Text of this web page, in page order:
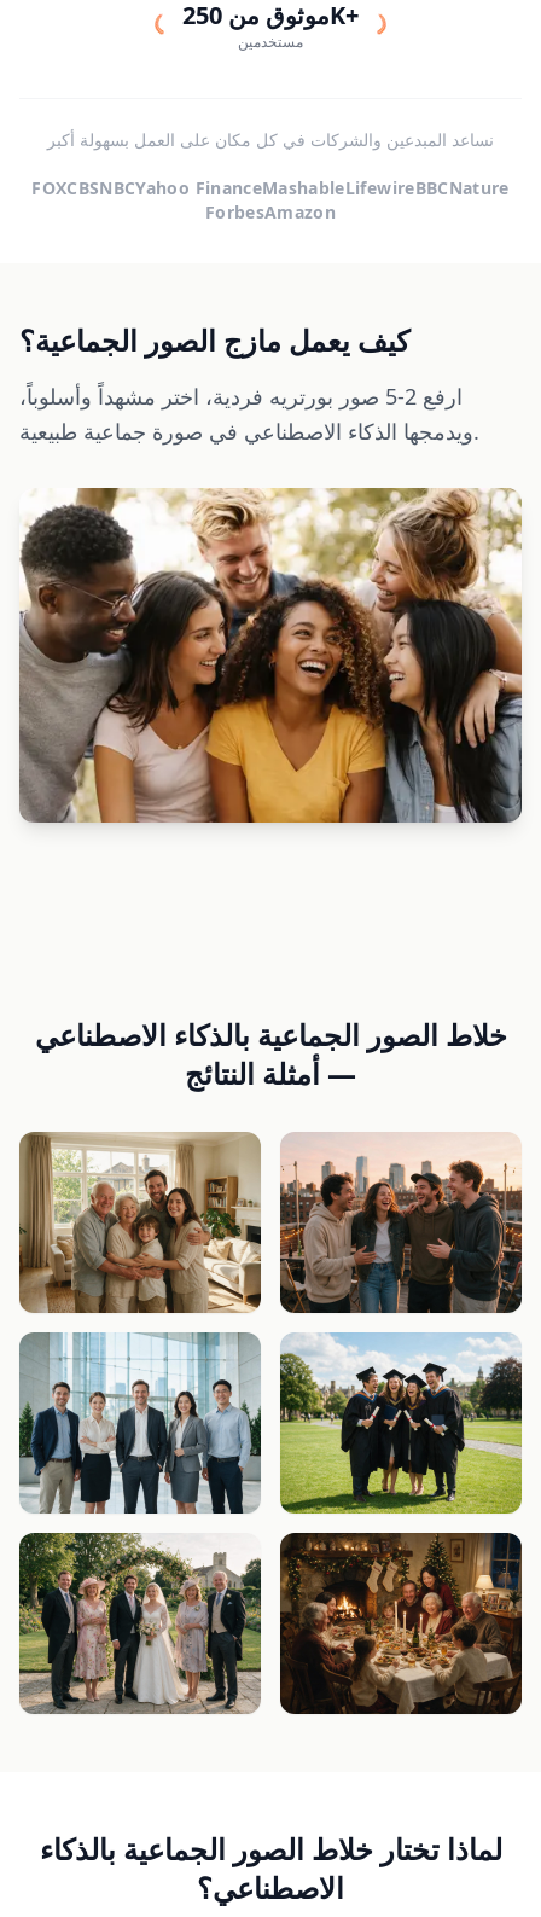
موثوق من 250K+
مستخدمين
نساعد المبدعين والشركات في كل مكان على العمل بسهولة أكبر
FOXCBSNBCYahoo FinanceMashableLifewireBBCNature
ForbesAmazon
كيف يعمل مازج الصور الجماعية؟
ارفع 2-5 صور بورتريه فردية، اختر مشهداً وأسلوباً،
ويدمجها الذكاء الاصطناعي في صورة جماعية طبيعية.
خلاط الصور الجماعية بالذكاء الاصطناعي
— أمثلة النتائج
لماذا تختار خلاط الصور الجماعية بالذكاء
الاصطناعي؟